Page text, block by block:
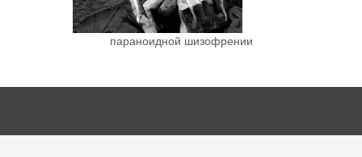
параноидной шизофрении